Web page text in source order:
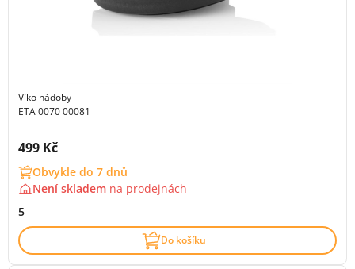
Víko nádoby
ETA 0070 00081
Cena s DPH:
499 Kč
Obvykle do 7 dnů
Není skladem na prodejnách
5
Do košíku